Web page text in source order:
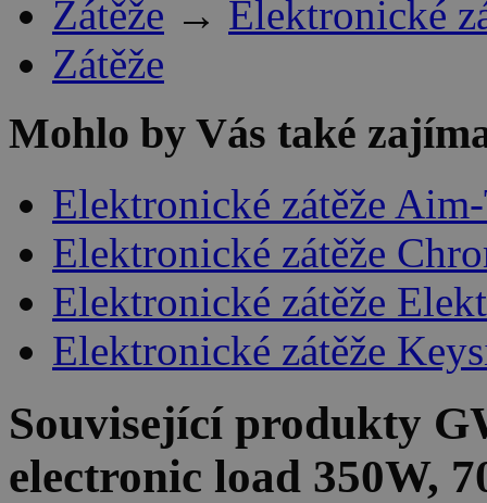
Zátěže → Elektronické
Zátěže
Mohlo by Vás také
Elektronické zátěže
Elektronické zátěže
Elektronické zátěže
Elektronické zátěže
Související produkty
electronic load 350W,